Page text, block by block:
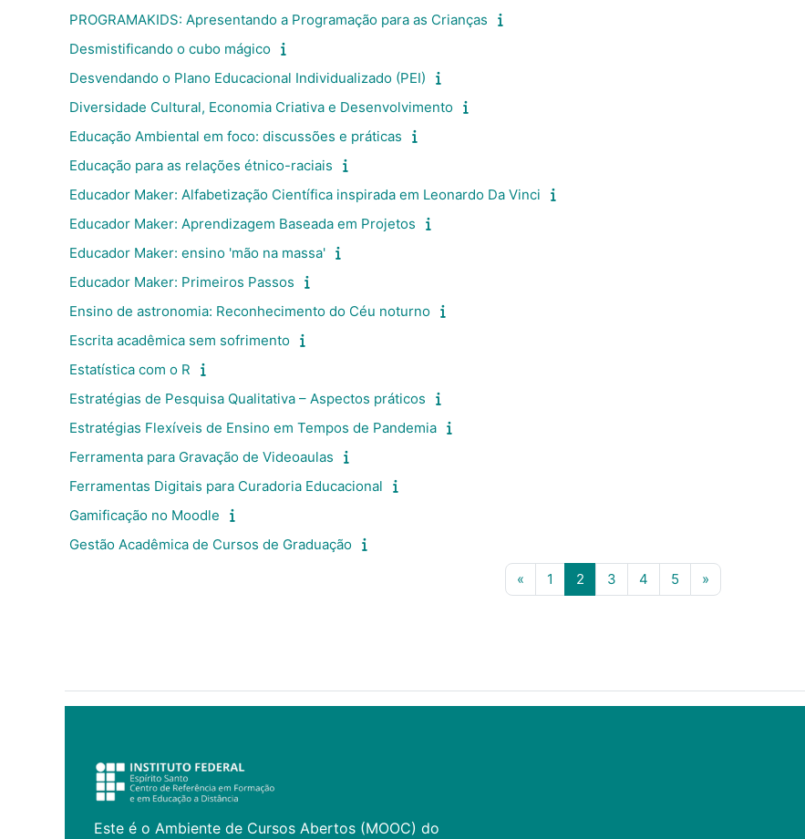
PROGRAMAKIDS: Apresentando a Programação para as Crianças
Desmistificando o cubo mágico
Desvendando o Plano Educacional Individualizado (PEI)
Diversidade Cultural, Economia Criativa e Desenvolvimento
Educação Ambiental em foco: discussões e práticas
Educação para as relações étnico-raciais
Educador Maker: Alfabetização Científica inspirada em Leonardo Da Vinci
Educador Maker: Aprendizagem Baseada em Projetos
Educador Maker: ensino 'mão na massa'
Educador Maker: Primeiros Passos
Ensino de astronomia: Reconhecimento do Céu noturno
Escrita acadêmica sem sofrimento
Estatística com o R
Estratégias de Pesquisa Qualitativa – Aspectos práticos
Estratégias Flexíveis de Ensino em Tempos de Pandemia
Ferramenta para Gravação de Videoaulas
Ferramentas Digitais para Curadoria Educacional
Gamificação no Moodle
Gestão Acadêmica de Cursos de Graduação
«Página anterior
1 Página 1
2Página 2
3Página 3
4Página 4
5Página 5
»Próxima página
Este é o Ambiente de Cursos Abertos (MOOC) do